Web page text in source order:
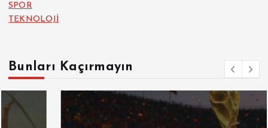
SPOR
TEKNOLOJİ
Bunları Kaçırmayın